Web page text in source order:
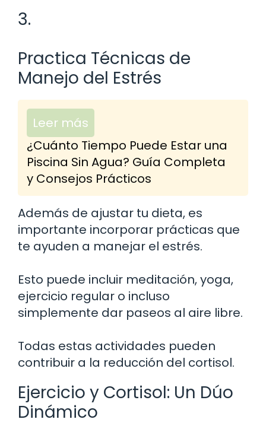
3.
Practica Técnicas de
Manejo del Estrés
Leer más
¿Cuánto Tiempo Puede Estar una
Piscina Sin Agua? Guía Completa
y Consejos Prácticos
Además de ajustar tu dieta, es
importante incorporar prácticas que
te ayuden a manejar el estrés.
Esto puede incluir meditación, yoga,
ejercicio regular o incluso
simplemente dar paseos al aire libre.
Todas estas actividades pueden
contribuir a la reducción del cortisol.
Ejercicio y Cortisol: Un Dúo
Dinámico